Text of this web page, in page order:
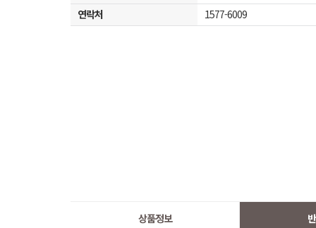
연락처
1577-6009
상품정보